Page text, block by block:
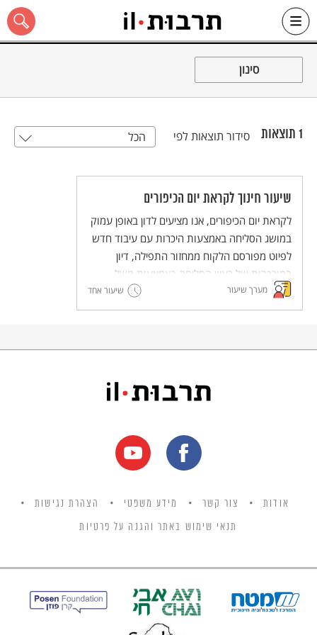
Skip
כל האתר
סינון
1 תוצאות סידור תוצאות לפי הכל
שיעור חינוך לקראת יום הכיפורים
לקראת יום הכיפורים, אנו מציעים לדון באופן עמוק
במושג הסליחה באמצעות היכרות עם עיבוד חדש
לפיוט מפורסם הלקוח ממחזור התפילה, דיון
במורכבות של רעיון הסליחה באמצעות משל,
והצצה לשיר "שוב נתחיל מחדש" מאת נתן יונתן.
מערך שיעור שיעור אחד
אודות צור קשר מידע משפטי הצהרת נגישות
תנאי שימוש באתר והגנה על פרטיות